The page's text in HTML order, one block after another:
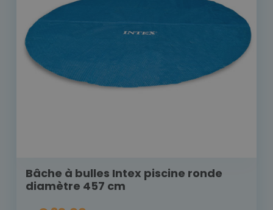
Bâche à bulles Intex piscine ronde
diamètre 457 cm